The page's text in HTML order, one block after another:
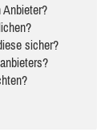
sicher?